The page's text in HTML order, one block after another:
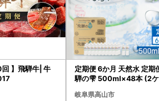
送は、ご寄附確認後、2週間程お時間を頂戴
事項をご記入のうえ、下記提出先へご郵送く
回 】飛騨牛| 牛
定期便 6か月 天然水 定期
騨の雫 500ml×48本 (2ケ
岐阜県高山市